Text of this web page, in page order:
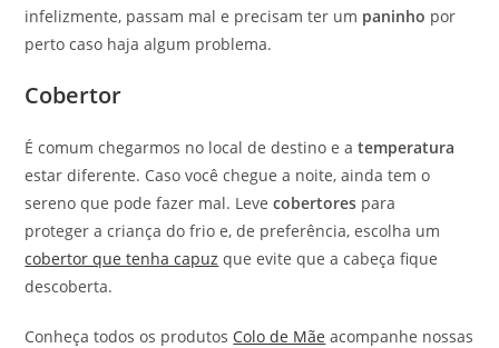
infelizmente, passam mal e precisam ter um paninho por
perto caso haja algum problema.
Cobertor
É comum chegarmos no local de destino e atemperatura
estar diferente. Caso você chegue a noite, ainda tem o
sereno que pode fazer mal. Levecobertores para
proteger a criança do frio e, de preferência, escolha um
cobertor que tenha capuz que evite que a cabeça fique
descoberta.
Conheça todos os produtos Colo de Mãe acompanhe nossas